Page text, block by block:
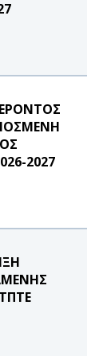
2027